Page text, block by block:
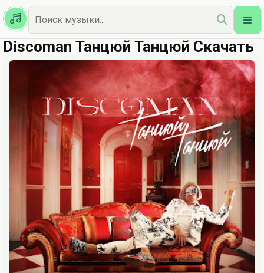
Казахская
Наш Топ
Discoman Танцюй Танцюй Скачать